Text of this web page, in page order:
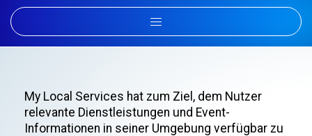
My Local Services hat zum Ziel, dem Nutzer
relevante Dienstleistungen und Event-
Informationen in seiner Umgebung verfügbar zu